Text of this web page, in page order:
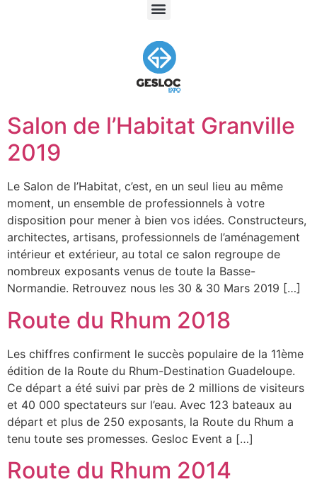
Salon de l’Habitat Granville
2019
Le Salon de l’Habitat, c’est, en un seul lieu au même
moment, un ensemble de professionnels à votre
disposition pour mener à bien vos idées. Constructeurs,
architectes, artisans, professionnels de l’aménagement
intérieur et extérieur, au total ce salon regroupe de
nombreux exposants venus de toute la Basse-
Normandie. Retrouvez nous les 30 & 30 Mars 2019 […]
Route du Rhum 2018
Les chiffres confirment le succès populaire de la 11ème
édition de la Route du Rhum-Destination Guadeloupe.
Ce départ a été suivi par près de 2 millions de visiteurs
et 40 000 spectateurs sur l’eau. Avec 123 bateaux au
départ et plus de 250 exposants, la Route du Rhum a
tenu toute ses promesses. Gesloc Event a […]
Route du Rhum 2014